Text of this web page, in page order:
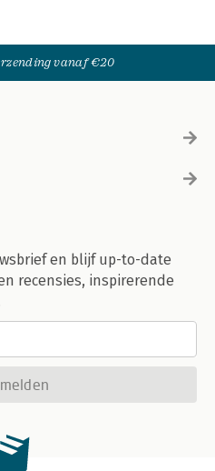
vanaf €20
en blijf up-to-date
recensies, inspirerende